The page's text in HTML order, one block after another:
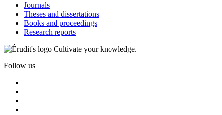
Journals
Theses and dissertations
Books and proceedings
Research reports
Cultivate your knowledge.
Follow us